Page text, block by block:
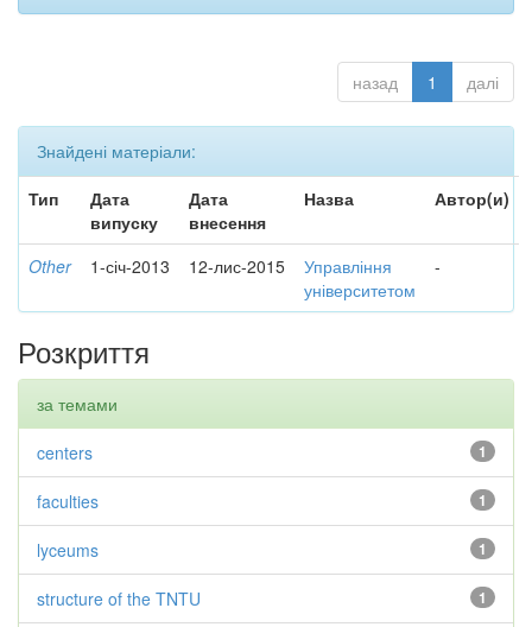
назад 1 далі
Знайдені матеріали:
Тип
Дата
випуску
Дата
внесення
Назва Автор(и)
Other 1-січ-2013 12-лис-2015
Управління
університетом
-
Розкриття
за темами
1
centers
1
faculties
1
lyceums
1
structure of the TNTU